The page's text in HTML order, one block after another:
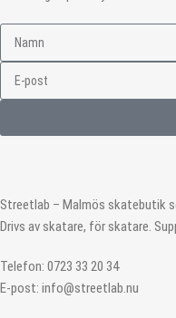
Streetlab – Malmös skatebutik
Drivs av skatare, för skatare.
Telefon: 0723 33 20 34
E-post: info@streetlab.nu